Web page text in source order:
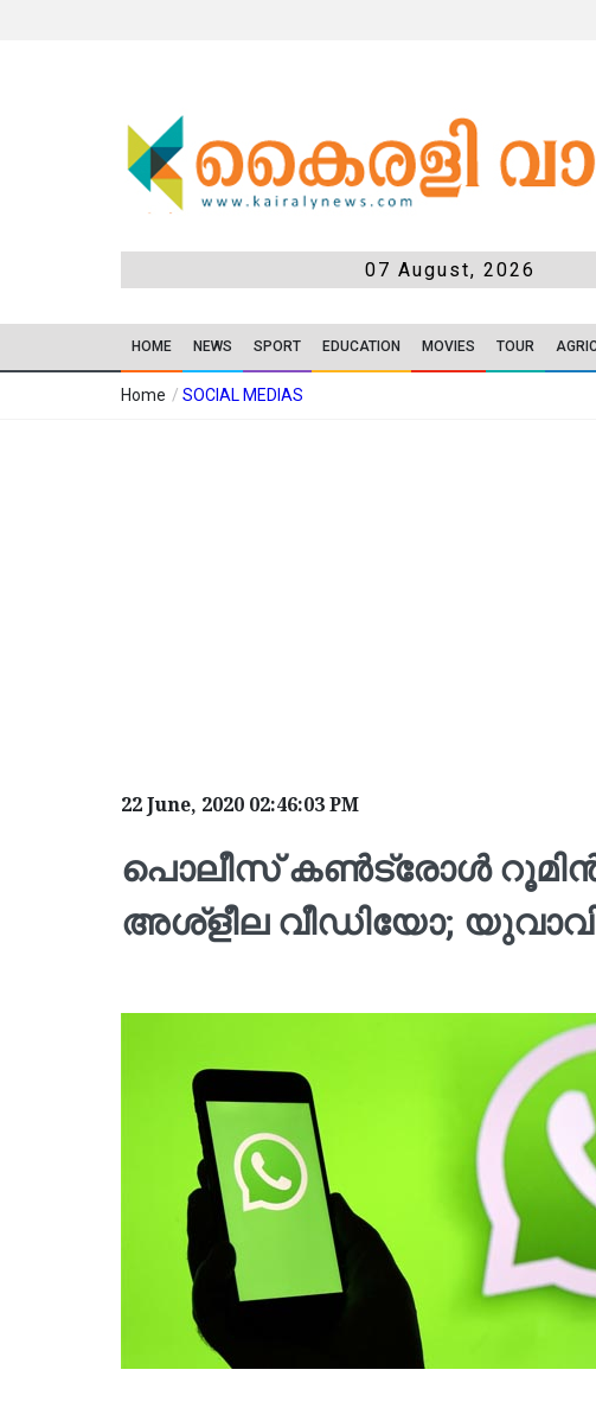
07 August, 2026
HOME NEWS SPORT EDUCATION MOVIES TOUR
Home / SOCIAL MEDIAS
22 June, 2020 02:46:03 PM
പൊലീസ് കണ്‍ട്രോള്‍
അശ്‌ളീല വീഡിയോ;